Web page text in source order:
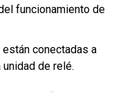
funcionamiento de
conectadas a
de relé.